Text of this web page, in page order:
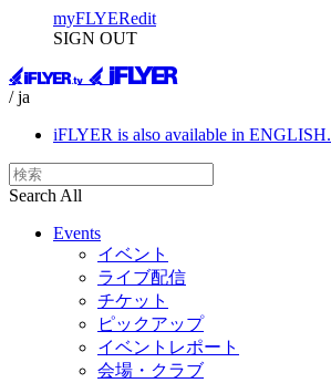
myFLYERedit
SIGN OUT
/ ja
iFLYER is also available in ENGLISH.
Search All
Events
イベント
ライブ配信
チケット
ピックアップ
イベントレポート
会場・クラブ